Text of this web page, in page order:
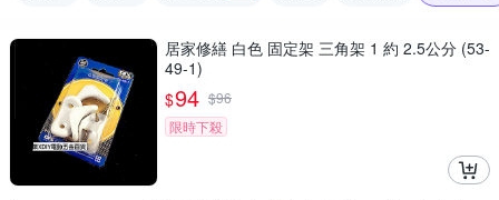
居家修繕 白色 固定架 三角架 1 約 2.5公分 (53-
49-1)
$94 $96
限時下殺